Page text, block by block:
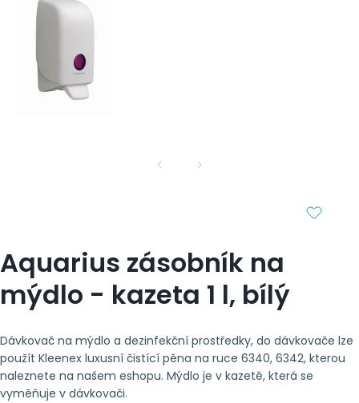
Aquarius zásobník na
mýdlo - kazeta 1 l, bílý
Dávkovač na mýdlo a dezinfekční prostředky, do dávkovače lze
použít Kleenex luxusní čistící pěna na ruce 6340, 6342, kterou
naleznete na našem eshopu. Mýdlo je v kazetě, která se
vyměňuje v dávkovači.